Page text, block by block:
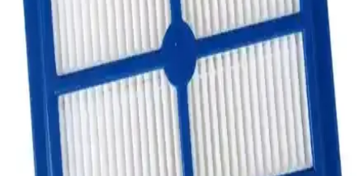
Philips Marathon Ultimate serisine ait orijinal çelik süpürge borusu,
yüksek dayanıklılık ve stabilite sağlayan metal yapısı ile uzun
ömürlü kullanım sunar. Türkiye menşeli ve FERSAN FİLTRE
üretimidir.
Philips Marathon Ultimate Emici Başlık Ara
Hortumu İncelemesi ve Kullanıcı Deneyimleri
Philips Marathon Ultimate serisinin emici başlık hortumu, kolay
montaj ve yüksek emiş gücü ile temizlikte pratiklik sağlar,
dayanıklılık ve uyum özellikleriyle kullanıcı memnuniyetini artırır.